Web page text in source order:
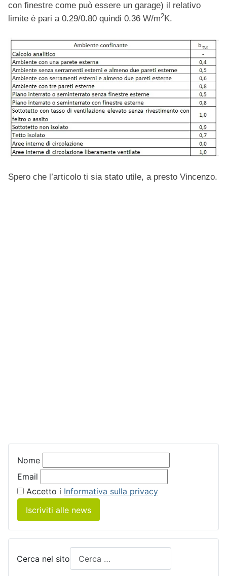
con finestre come può essere un garage) il relativo
limite è pari a 0.29/0.80 quindi 0.36 W/m2 K.
Spero che l’articolo ti sia stato utile, a presto Vincenzo.
Nome
Email
Accetto i Informativa sulla privacy
Iscriviti alle news
Cerca nel sito